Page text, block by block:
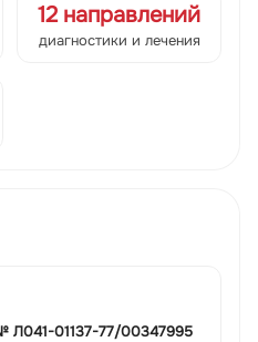
12 направлений
диагностики и лечения
Л041-01137-77/00347995